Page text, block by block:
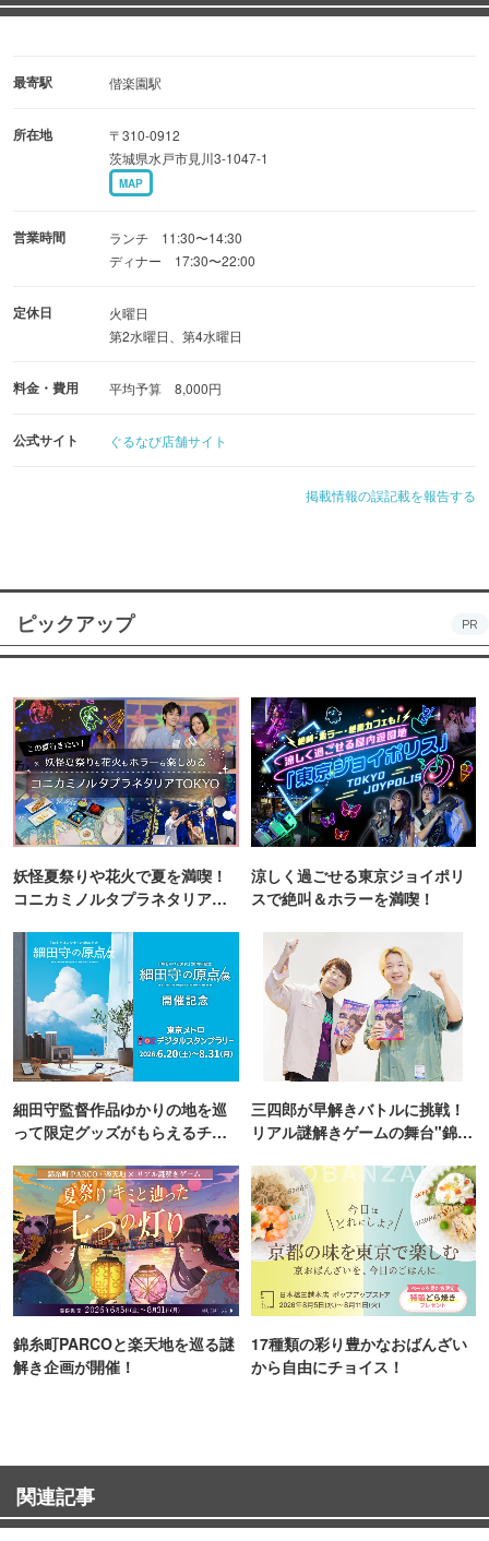
ひとときをお過ごしください。
水戸の魅力を五感で楽しむ、極上の懐石料理をぜひご堪能
ご予約・お問い合わせはお気軽にどうぞ。
最寄駅 偕楽園駅
所在地
〒310-0912
茨城県水戸市見川3-1047-1
MAP
営業時間
ランチ 11:30〜14:30
ディナー 17:30〜22:00
定休日
火曜日
第2水曜日、第4水曜日
料金・費用 平均予算 8,000円
公式サイト ぐるなび店舗サイト
掲載情報の誤記載を報告する
ピックアップ PR
妖怪夏祭りや花火で夏を満喫！
コニカミノルタプラネタリア
涼しく過ごせる東京ジョイポリ
スで絶叫＆ホラーを満喫！
細田守監督作品ゆかりの地を巡
って限定グッズがもらえるチャ
三四郎が早解きバトルに挑戦！
リアル謎解きゲームの舞台"錦糸
錦糸町PARCOと楽天地を巡る謎
解き企画が開催！
17種類の彩り豊かなおばんざい
から自由にチョイス！
関連記事